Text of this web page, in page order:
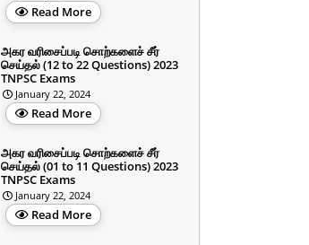
Read More
அகர வரிசைப்படி சொற்களைச் சீர்
செய்தல் (12 to 22 Questions) 2023
TNPSC Exams
January 22, 2024
Read More
அகர வரிசைப்படி சொற்களைச் சீர்
செய்தல் (01 to 11 Questions) 2023
TNPSC Exams
January 22, 2024
Read More